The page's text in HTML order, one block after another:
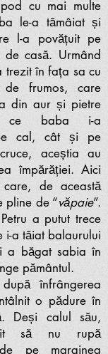
cu mai multe
le-a tămâiat și
l-a povățuit pe
de casă. Urmând
trezit în fața sa cu
de frumos, care
din aur și pietre
ce baba i-a
cal, cât și pe
aceștia au
împărăției. Aici
de această
pline de “văpaie”.
a putut trece
i-a tăiat balaurului
a băgat sabia în
pământul.
înfrângerea
o pădure în
Deși calul său,
să nu rupă
pe marginea